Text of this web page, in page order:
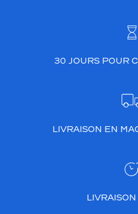
30 JOURS POUR
LIVRAISON EN